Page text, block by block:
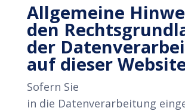
Allgemeine
den
der
auf dieser
Sofern Sie
in die Datenverarbeitung